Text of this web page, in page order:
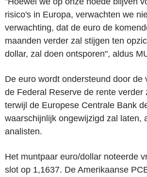
risico's in Europa, verwachten we
verwachting, dat de euro de
maanden verder zal stijgen ten
dollar, zal doen ontsporen", aldus
De euro wordt ondersteund door de
de Federal Reserve de rente verder
terwijl de Europese Centrale Bank
waarschijnlijk ongewijzigd zal laten,
analisten.
Het muntpaar euro/dollar noteerde
slot op 1,1637. De Amerikaanse